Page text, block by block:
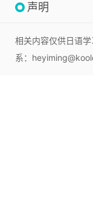
声明
相关内容仅供日语
系：